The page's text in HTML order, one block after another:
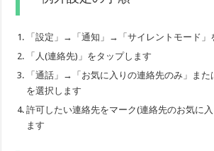
「設定」→「通知」→「サイレントモード」
「人(連絡先)」をタップします
「通話」→「お気に入りの連絡先のみ」また
を選択します
許可したい連絡先をマーク(連絡先のお気に
ます